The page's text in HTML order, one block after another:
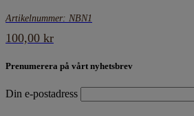
Artikelnummer: NBN1
100,00 kr
Prenumerera på vårt nyhetsbrev
Din e-postadress